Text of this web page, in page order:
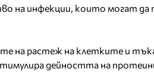
на инфекции, които могат да
на растеж на клетките и
дейността на